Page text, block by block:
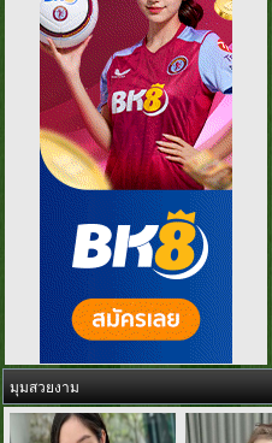
มุมสวยงาม